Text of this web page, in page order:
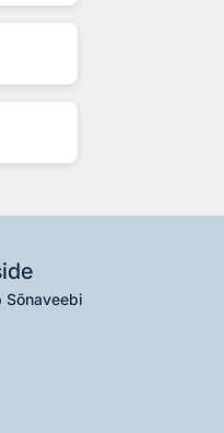
Sõnaveebi